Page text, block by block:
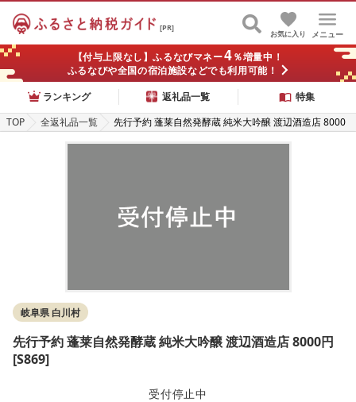
[PR]
メニュー
お気に入り
【付与上限なし】ふるなびマネー4％増量中！
ふるなびや全国の宿泊施設などでも利用可能！
ランキング
返礼品一覧
特集
TOP
全返礼品一覧
先行予約 蓬莱自然発酵蔵 純米大吟醸 渡辺酒造店 8000
岐阜県 白川村
先行予約 蓬莱自然発酵蔵 純米大吟醸 渡辺酒造店 8000円
[S869]
受付停止中